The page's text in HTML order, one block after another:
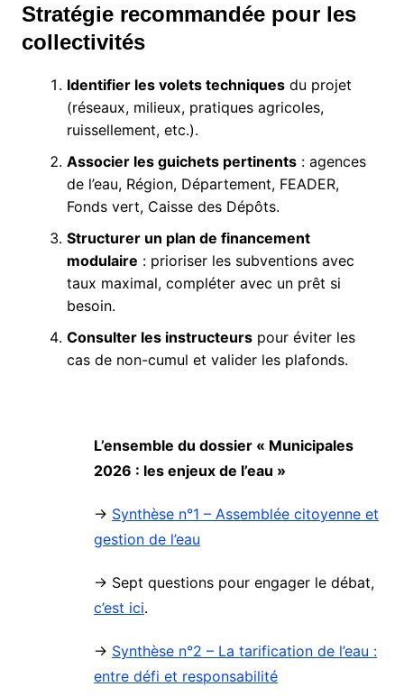
Stratégie recommandée pour les
collectivités
Identifier les volets techniquesdu projet
(réseaux, milieux, pratiques agricoles,
ruissellement, etc.).
Associer les guichets pertinents: agences
de l’eau, Région, Département, FEADER,
Fonds vert, Caisse des Dépôts.
Structurer un plan de financement
modulaire : prioriser les subventions avec
taux maximal, compléter avec un prêt si
besoin.
Consulter les instructeurspour éviter les
cas de non-cumul et valider les plafonds.
L’ensemble du dossier « Municipales
2026 : les enjeux de l’eau »
→ Synthèse n°1 – Assemblée citoyenne et
gestion de l’eau
→ Sept questions pour engager le débat,
c’est ici.
→ Synthèse n°2 – La tarification de l’eau :
entre défi et responsabilité